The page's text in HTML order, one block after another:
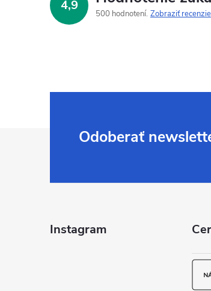
4,9
500 hodnotení Zobraziť recenzie
Odoberať
Instagram